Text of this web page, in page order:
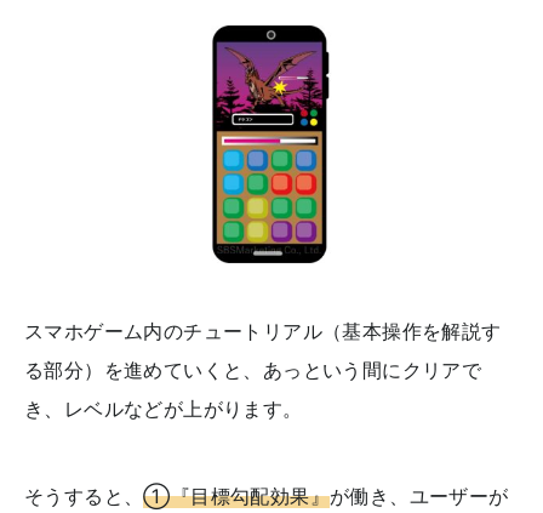
スマホゲーム内のチュートリアル（基本操作を解説す
る部分）を進めていくと、あっという間にクリアで
き、レベルなどが上がります。
そうすると、①『目標勾配効果』が働き、ユーザーが